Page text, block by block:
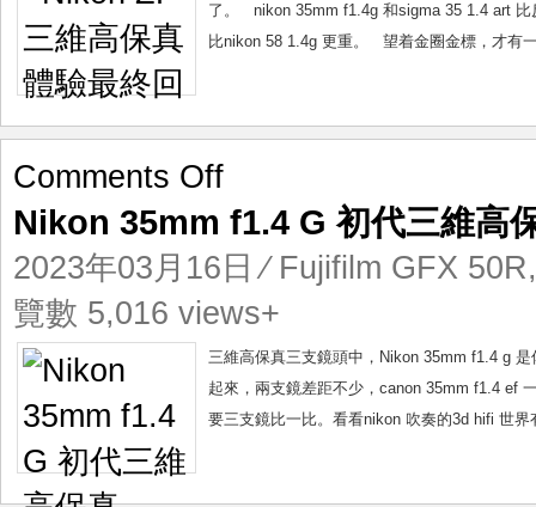
最
了。 nikon 35mm f1.4g 和sigma 35 1.4 art 比
比nikon 58 1.4g 更重。 望着金圈金標，才有
Comments Offon
35mm
G
代
三
維
保
Nikon 35mm f1.4 G 初代三維高
2023年03月16日 ⁄ Fujifilm GFX 50R
覽數 5,016 views+
三維高保真三支鏡頭中，Nikon 35mm f1.4 g
起來，兩支鏡差距不少，canon 35mm f1.4 ef
要三支鏡比一比。看看nikon 吹奏的3d hifi 世